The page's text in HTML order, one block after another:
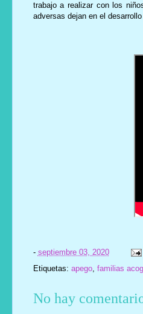
trabajo a realizar con los
adversas dejan en el
- septiembre 03, 2020
Etiquetas: apego, familias
No hay